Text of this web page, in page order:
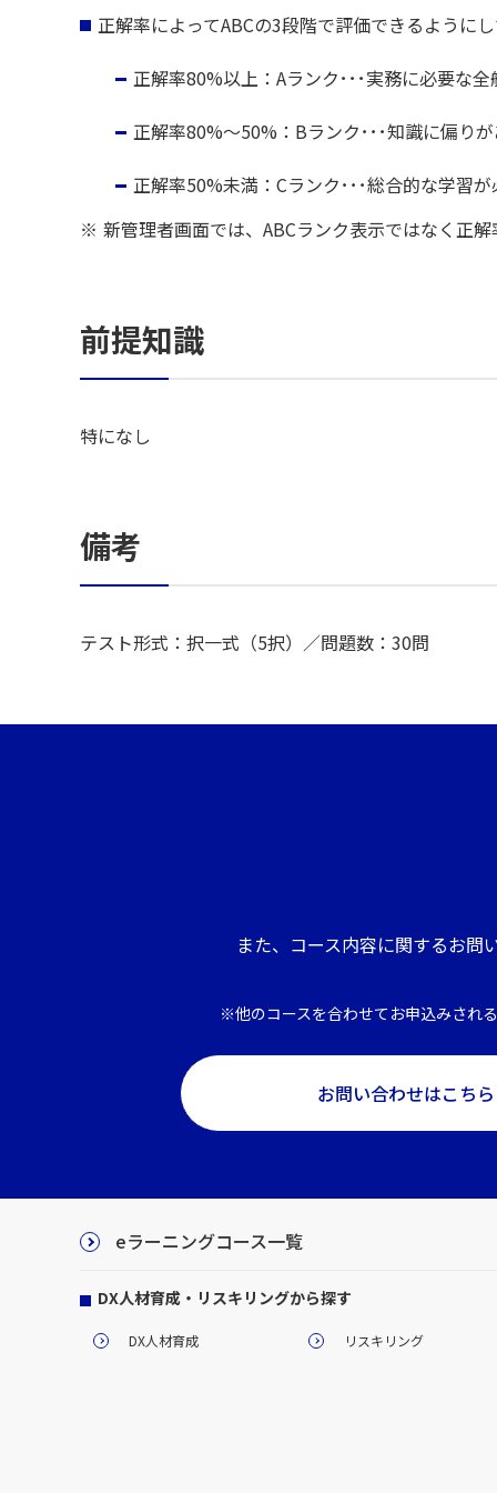
正解率によってABCの3段階で評価できるように
正解率80%以上：Aランク･･･実務に必要な
正解率80%～50%：Bランク･･･知識に偏り
正解率50%未満：Cランク･･･総合的な学習が
新管理者画面では、ABCランク表示ではなく正
前提知識
特になし
備考
テスト形式：択一式（5択）／問題数：30問
また、コース内容に関するお
※他のコースを合わせてお申込みされ
お問い合わせはこちら
eラーニングコース一覧
DX人材育成・リスキリングから探す
DX人材育成 リスキリング